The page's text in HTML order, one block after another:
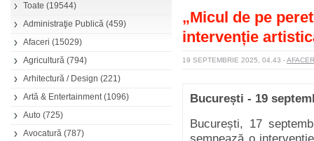
Toate (19544)
Administraţie Publică (459)
Afaceri (15029)
Agricultură (794)
Arhitectură / Design (221)
Artă & Entertainment(1096)
Auto (725)
Avocatură (787)
„Micul de pe
intervenție
19 SEPTEMBRIE 2025, 04.43 -
București - 19
București, 17